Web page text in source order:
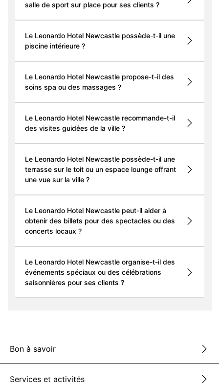
salle de sport sur place pour ses clients ?
Le Leonardo Hotel Newcastle possède-t-il une
piscine intérieure ?
Le Leonardo Hotel Newcastle propose-t-il des
soins spa ou des massages ?
Le Leonardo Hotel Newcastle recommande-t-il
des visites guidées de la ville ?
Le Leonardo Hotel Newcastle possède-t-il une
terrasse sur le toit ou un espace lounge offrant
une vue sur la ville ?
Le Leonardo Hotel Newcastle peut-il aider à
obtenir des billets pour des spectacles ou des
concerts locaux ?
Le Leonardo Hotel Newcastle organise-t-il des
événements spéciaux ou des célébrations
saisonnières pour ses clients ?
Bon à savoir
Services et activités